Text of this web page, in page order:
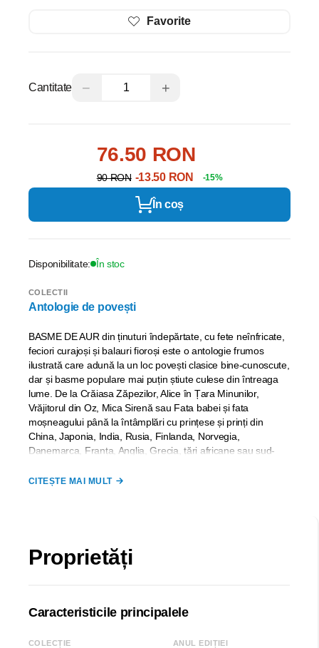
Favorite
Cantitate − +
76.50 RON
90 RON -13.50 RON -15%
În coș
Disponibilitate: În stoc
COLECTII
Antologie de povești
BASME DE AUR din ținuturi îndepărtate, cu fete neînfricate,
feciori curajoși și balauri fioroși este o antologie frumos
ilustrată care adună la un loc povești clasice bine-cunoscute,
dar și basme populare mai puțin știute culese din întreaga
lume. De la Crăiasa Zăpezilor, Alice în Țara Minunilor,
Vrăjitorul din Oz, Mica Sirenă sau Fata babei și fata
moșneagului până la întâmplări cu prințese și prinți din
China, Japonia, India, Rusia, Finlanda, Norvegia,
Danemarca, Franța, Anglia, Grecia, țări africane sau sud-
încânta pe copiii dornici de aventuri și îi vor purta prin
CITEȘTE MAI MULT
Proprietăți
Caracteristicile principalele
COLECȚIE ANUL EDIȚIEI